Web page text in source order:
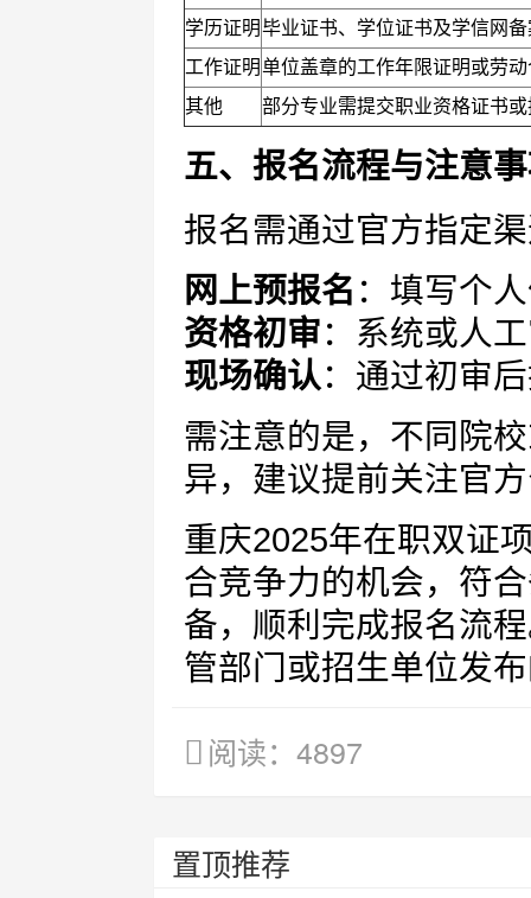
学历证明毕业证书、学位证书及学信网
工作证明单位盖章的工作年限证明或劳
其他
部分专业需提交职业资格证书
五、报名流程与注意
报名需通过官方指定
网上预报名 ：填写个
资格初审：系统或人
现场确认：通过初审
需注意的是，不同院
异，建议提前关注官
重庆2025年在职双证
合竞争力的机会，符
备，顺利完成报名流
管部门或招生单位发
阅读：4897
置顶推荐